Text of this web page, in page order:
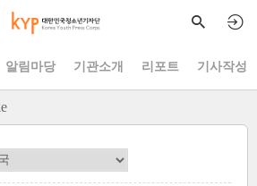
알림마당 기관소개 리포트 기사작성